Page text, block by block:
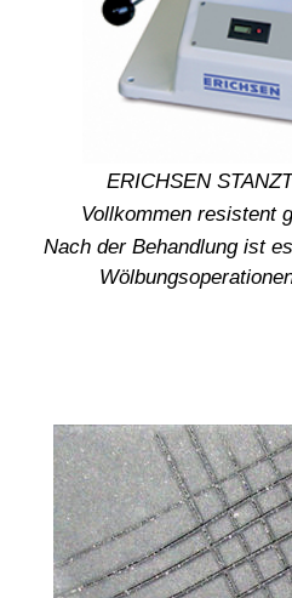
ERICHSEN
Vollkommen resistent
Nach der Behandlung ist